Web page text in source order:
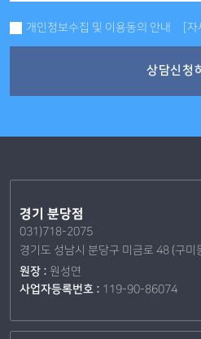
개인정보수집 및 이용동의 안내 [자
상담신청
경기 분당점
031)718-2075
경기도 성남시 분당구 미금로 48 (구
원장 : 원성연
사업자등록번호 : 119-90-86074